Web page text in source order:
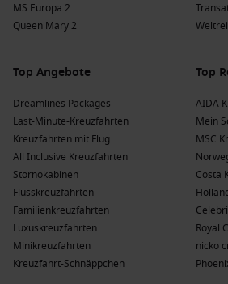
Jugendliche auf den
Kabine auf Kreuzfahrten von TUI
Bei Unterbringung in der Kabine
von 2 bis 14 Jahre einen
Kinderpreis.
Workshops, Schiffsrallyes und
Seeräuber-Kids-Club
für Kinder von
DieSturmfrei-Teenslounge ab 12
Jugendliche konzipiert.
Auf allen TUI Cruises Schiffen bietet
für Kinder unter 3 Jahren Platz für
Tobestunden.
MS Europa 2
Queen Mary 2
Top Angebote
Dreamlines Packages
Last-Minute-Kreuzfahrten
Kreuzfahrten mit Flug
All Inclusive Kreuzfahrten
Stornokabinen
Flusskreuzfahrten
Familienkreuzfahrten
Luxuskreuzfahrten
Minikreuzfahrten
Kreuzfahrt-Schnäppchen
Top
AIDA
Mein
MSC
Costa
Royal
nicko